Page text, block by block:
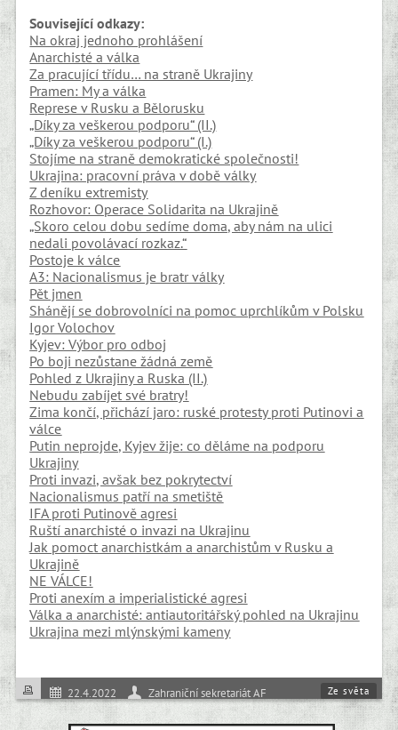
Související odkazy:
Na okraj jednoho prohlášení
Anarchisté a válka
Za pracující třídu… na straně Ukrajiny
Pramen: My a válka
Represe v Rusku a Bělorusku
„Díky za veškerou podporu“ (II.)
„Díky za veškerou podporu“ (I.)
Stojíme na straně demokratické společnosti!
Ukrajina: pracovní práva v době války
Z deníku extremisty
Rozhovor: Operace Solidarita na Ukrajině
„Skoro celou dobu sedíme doma, aby nám na ulici
nedali povolávací rozkaz.“
Postoje k válce
A3: Nacionalismus je bratr války
Pět jmen
Shánějí se dobrovolníci na pomoc uprchlíkům v Polsku
Igor Volochov
Kyjev: Výbor pro odboj
Po boji nezůstane žádná země
Pohled z Ukrajiny a Ruska (II.)
Nebudu zabíjet své bratry!
Zima končí, přichází jaro: ruské protesty proti Putinovi a
válce
Putin neprojde, Kyjev žije: co děláme na podporu
Ukrajiny
Proti invazi, avšak bez pokrytectví
Nacionalismus patří na smetiště
IFA proti Putinově agresi
Ruští anarchisté o invazi na Ukrajinu
Jak pomoct anarchistkám a anarchistům v Rusku a
Ukrajině
NE VÁLCE!
Proti anexím a imperialistické agresi
Válka a anarchisté: antiautoritářský pohled na Ukrajinu
Ukrajina mezi mlýnskými kameny
22.4.2022 Zahraniční sekretariát AF
Ze světa
Samospráva